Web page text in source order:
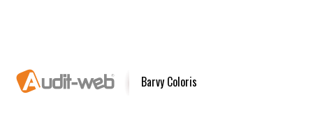
Barvy Coloris